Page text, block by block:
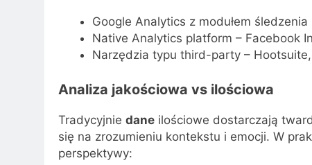
Google Analytics z modułem
Native Analytics platform – Facebook
Narzędzia typu third-party –
Analiza jakościowa vs ilościowa
Tradycyjnie dane ilościowe dostarczają
się na zrozumieniu kontekstu i emocji. W
perspektywy: